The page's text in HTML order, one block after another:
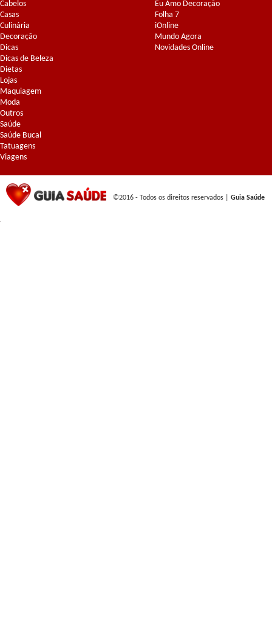
Cabelos
Casas
Culinária
Decoração
Dicas
Dicas de Beleza
Dietas
Lojas
Maquiagem
Moda
Outros
Saúde
Saúde Bucal
Tatuagens
Viagens
Eu Amo Decoração
Folha 7
iOnline
Mundo Agora
Novidades Online
©2016 - Todos os direitos reservados | Guia Saúde